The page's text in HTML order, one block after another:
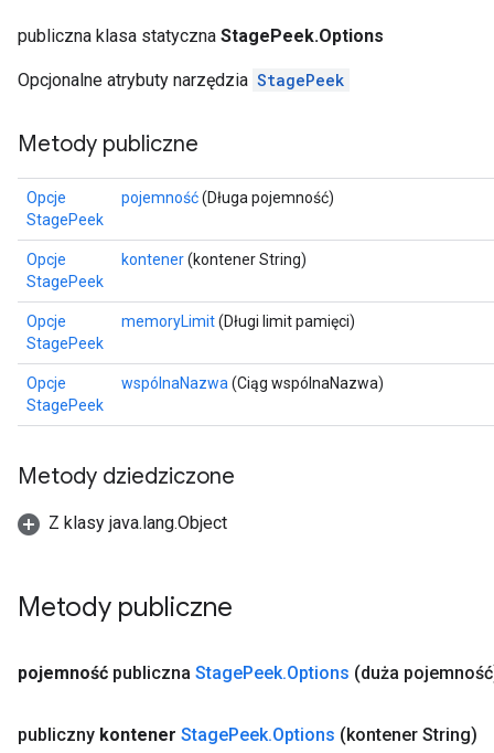
publiczna klasa statyczna StagePeek.Options
Opcjonalne atrybuty narzędzia StagePeek
Metody publiczne
Opcje
StagePeek
pojemność(Długa pojemność)
Opcje
StagePeek
kontener(kontener String)
Opcje
StagePeek
memoryLimit(Długi limit pamięci)
Opcje
StagePeek
wspólnaNazwa (Ciąg wspólnaNazwa)
Metody dziedziczone
Z klasy java.lang.Object
Metody publiczne
pojemność publiczna StagePeek.Options (duża
publiczny kontener StagePeek.Options (kontener String)